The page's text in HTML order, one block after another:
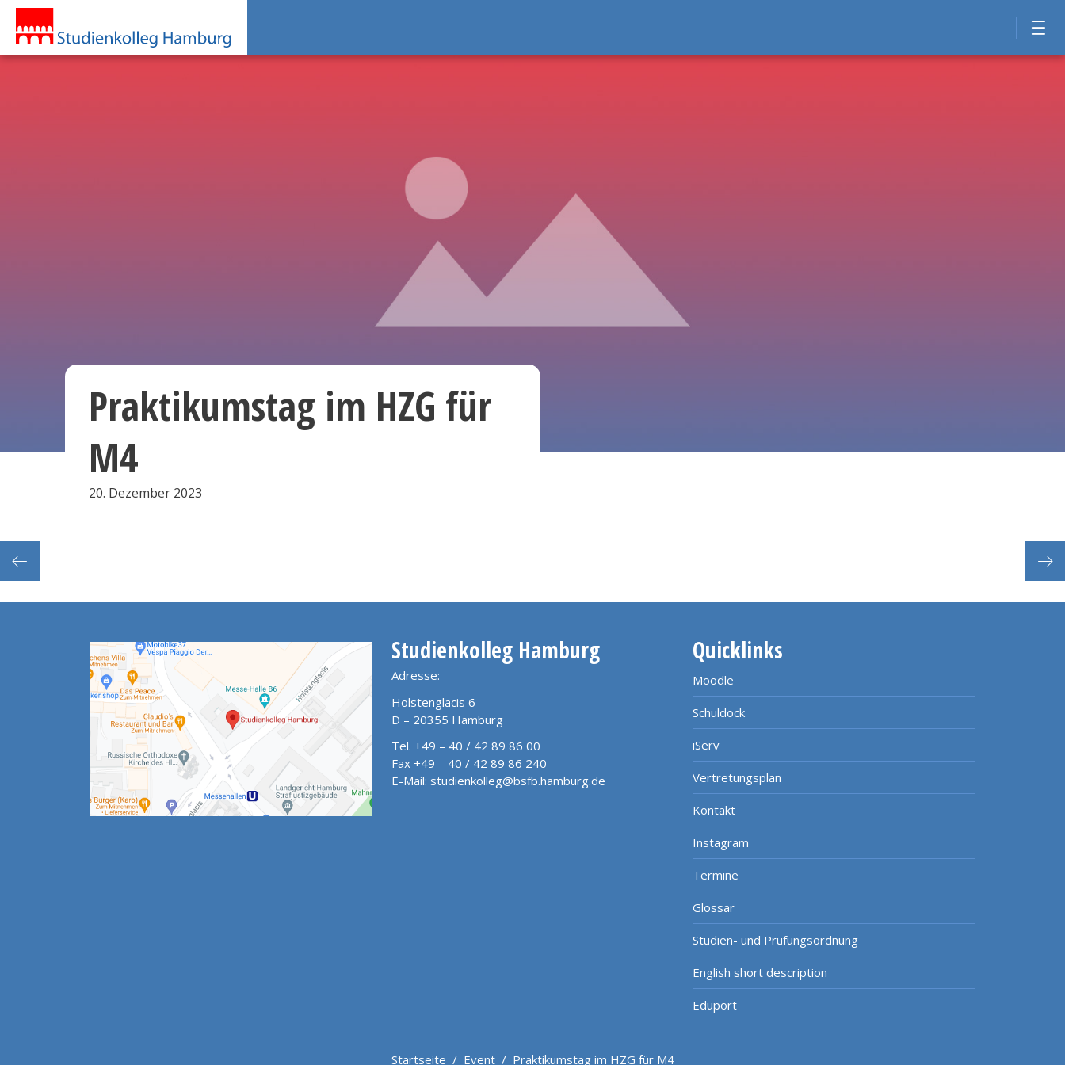
Besichtigungstermin des Schulgebäudes Telemannstr. mit Fachleiter:innen
Praktikumstag im HZG für
M4
20. Dezember 2023
Studienkolleg Hamburg
Adresse:
Holstenglacis 6
D – 20355 Hamburg
Tel. +49 – 40 / 42 89 86 00
Fax +49 – 40 / 42 89 86 240
E-Mail: studienkolleg@bsfb.hamburg.de
Quicklinks
Moodle
Schuldock
iServ
Vertretungsplan
Kontakt
Instagram
Termine
Glossar
Studien- und Prüfungsordnung
English short description
Eduport
Startseite / Event/ Praktikumstag im HZG für M4